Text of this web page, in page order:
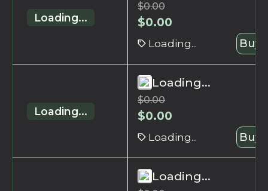
Loading...
$0.00
$0.00
Loading... Buy
Loading...
Loading...
$0.00
$0.00
Loading... Buy
Loading...